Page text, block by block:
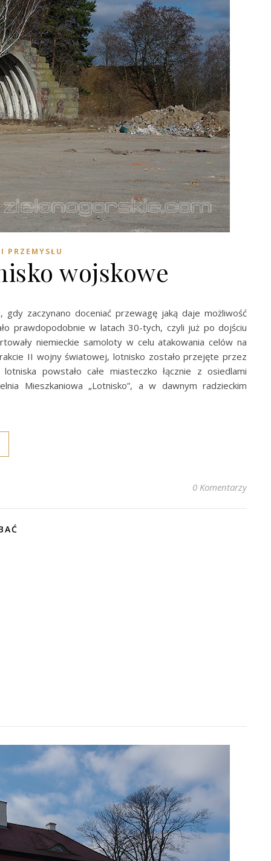
PRZEMYSŁU
wojskowe
zaczynano doceniać przewagę jaką daje możliwość
prawdopodobnie w latach 30-tych, czyli już po dojściu
niemieckie samoloty w celu atakowania celów na
II wojny światowej, lotnisko zostało przejęte przez
powstało całe miasteczko łącznie z osiedlami
Mieszkaniowa „Lotnisko”, a w dawnym radzieckim
0 Komentarzy